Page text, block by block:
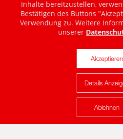
Karte
Inhalte bereitzustellen,
Bestätigen des Buttons
Verwendung zu. Weitere
unserer
Akzeptieren
Details
Ablehnen